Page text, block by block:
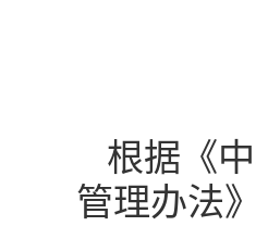
根据《
管理办法